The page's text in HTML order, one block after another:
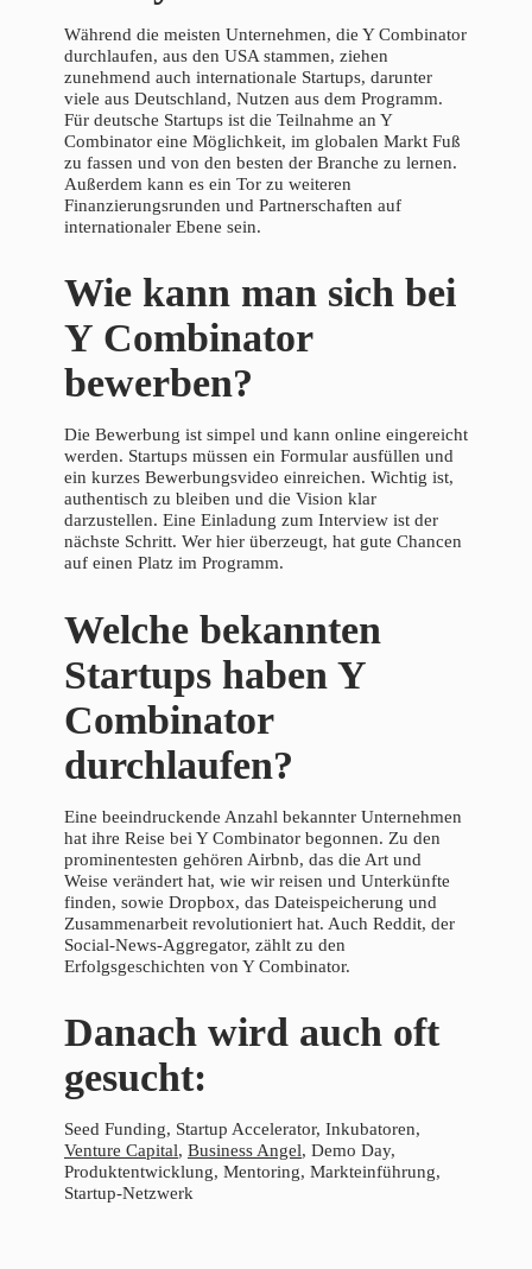
Während die meisten Unternehmen, die Y Combinator
durchlaufen, aus den USA stammen, ziehen
zunehmend auch internationale Startups, darunter
viele aus Deutschland, Nutzen aus dem Programm.
Für deutsche Startups ist die Teilnahme an Y
Combinator eine Möglichkeit, im globalen Markt Fuß
zu fassen und von den besten der Branche zu lernen.
Außerdem kann es ein Tor zu weiteren
Finanzierungsrunden und Partnerschaften auf
internationaler Ebene sein.
Wie kann man sich bei
Y Combinator
bewerben?
Die Bewerbung ist simpel und kann online eingereicht
werden. Startups müssen ein Formular ausfüllen und
ein kurzes Bewerbungsvideo einreichen. Wichtig ist,
authentisch zu bleiben und die Vision klar
darzustellen. Eine Einladung zum Interview ist der
nächste Schritt. Wer hier überzeugt, hat gute Chancen
auf einen Platz im Programm.
Welche bekannten
Startups haben Y
Combinator
durchlaufen?
Eine beeindruckende Anzahl bekannter Unternehmen
hat ihre Reise bei Y Combinator begonnen. Zu den
prominentesten gehören Airbnb, das die Art und
Weise verändert hat, wie wir reisen und Unterkünfte
finden, sowie Dropbox, das Dateispeicherung und
Zusammenarbeit revolutioniert hat. Auch Reddit, der
Social-News-Aggregator, zählt zu den
Erfolgsgeschichten von Y Combinator.
Danach wird auch oft
gesucht:
Seed Funding, Startup Accelerator, Inkubatoren,
Venture Capital, Business Angel, Demo Day,
Produktentwicklung, Mentoring, Markteinführung,
Startup-Netzwerk